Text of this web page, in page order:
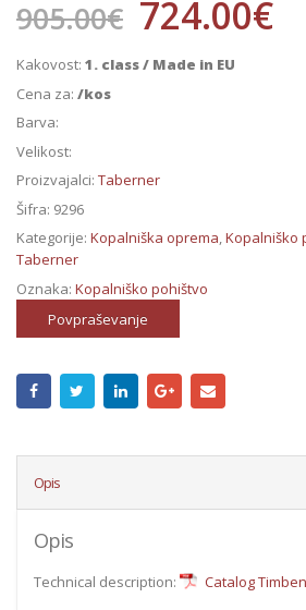
905.00€ 724.00€
Kakovost: 1. class / Made in EU
Cena za: /kos
Barva:
Velikost:
Proizvajalci: Taberner
Šifra: 9296
Kategorije: Kopalniška oprema,Kopalniško
Taberner
Oznaka: Kopalniško pohištvo
Povpraševanje
Opis
Opis
Technical description: Catalog